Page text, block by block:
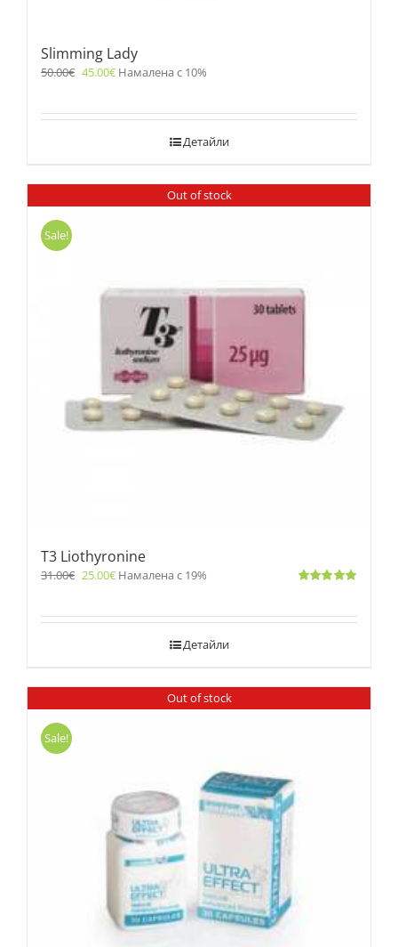
Slimming Lady
50.00€ 45.00€ Намалена с 10%
Детайли
Out of stock
Sale!
T3 Liothyronine
31.00€ 25.00€ Намалена с 19%
Детайли
Out of stock
Sale!